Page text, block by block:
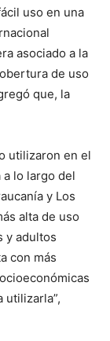
uso en una
asociado a la
de uso
que, la
utilizaron en el
lo largo del
y Los
alta de uso
y adultos
con más
utilizarla”,